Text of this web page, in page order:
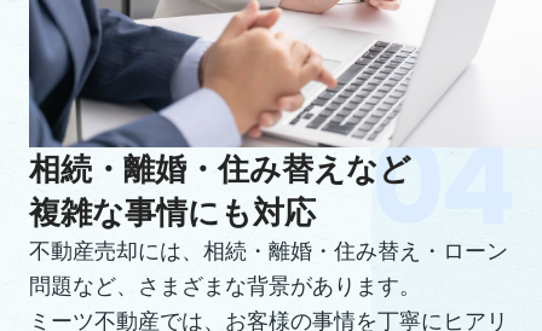
相続・離婚・住み替えなど
複雑な事情にも対応
不動産売却には、相続・離婚・住み替え・ローン
問題など、さまざまな背景があります。
ミーツ不動産では、お客様の事情を丁寧にヒアリ